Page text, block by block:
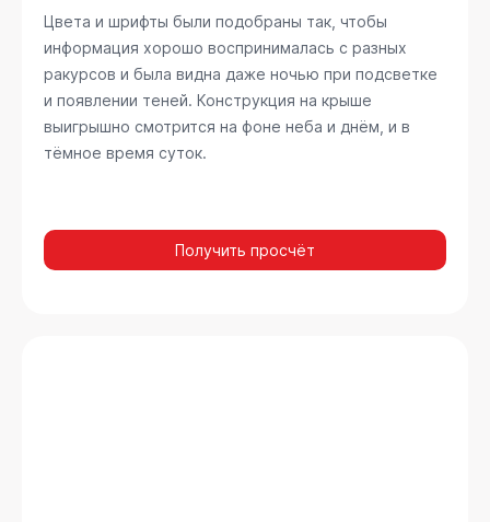
Цвета и шрифты были подобраны так, чтобы
информация хорошо воспринималась с разных
ракурсов и была видна даже ночью при подсветке
и появлении теней. Конструкция на крыше
выигрышно смотрится на фоне неба и днём, и в
тёмное время суток.
Получить просчёт